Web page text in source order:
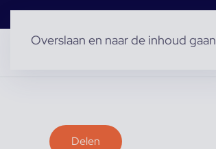
Overslaan en naar de inhoud gaan
Delen